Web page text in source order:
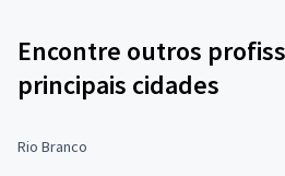
Encontre outros
principais cidades
Rio Branco